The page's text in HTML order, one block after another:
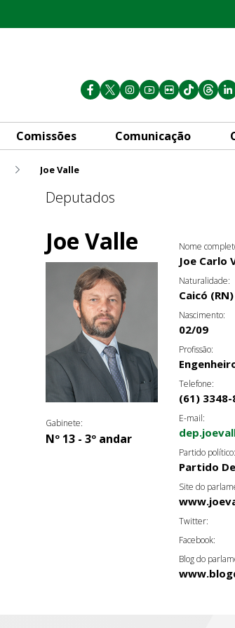
Comissões Comunicação
Joe Valle
Deputados
Joe Valle
Gabinete:
Nº 13 - 3º andar
Nome
Joe Carlo
Naturalidade:
Caicó (RN)
Nascimento:
02/09
Profissão:
Telefone:
(61)
E-mail:
Partido político:
Partido
Site do
Twitter:
Facebook:
Blog do